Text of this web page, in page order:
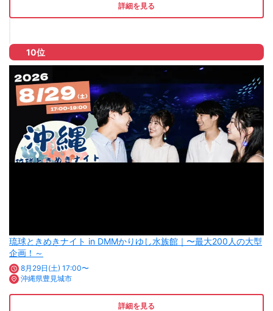
詳細を見る
10位
琉球ときめきナイト in DMMかりゆし水族館｜〜最大200人の大型
企画！～
8月29日(土) 17:00〜
沖縄県豊見城市
詳細を見る